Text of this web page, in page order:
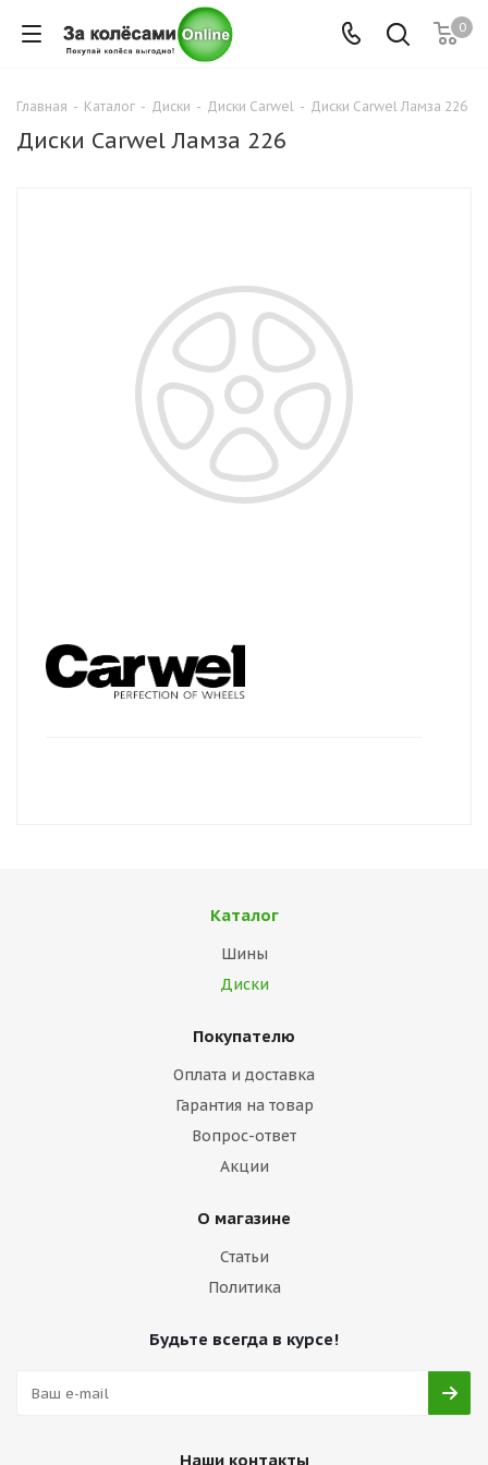
0
Главная - Каталог - Диски - Диски Carwel - Диски Carwel Ламза 226
Диски Carwel Ламза 226
Каталог
Шины
Диски
Покупателю
Оплата и доставка
Гарантия на товар
Вопрос-ответ
Акции
О магазине
Статьи
Политика
Будьте всегда в курсе!
Наши контакты